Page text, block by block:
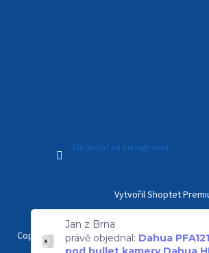
Sledovat na Instagramu
Vytvořil Shoptet
Copyright 2026Kamerový Svět. Všechna
nastavení cookies
Jan z Brna
právě objednal:
pod bullet kamery Dahua
držák PFB121W, venkovní